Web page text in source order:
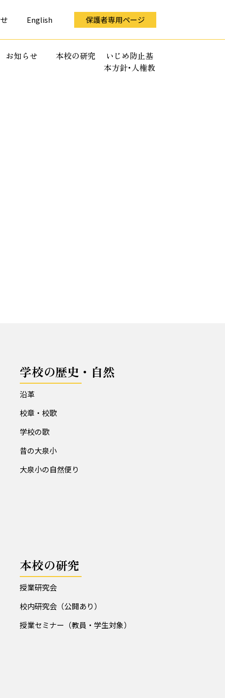
English 保護者専用ページ
お知らせ 本校の研究
いじめ防止基
本方針･人権教
学校の歴史・自然
沿革
校章・校歌
学校の歌
昔の大泉小
大泉小の自然便り
本校の研究
授業研究会
校内研究会（公開あり）
授業セミナー（教員・学生対象）